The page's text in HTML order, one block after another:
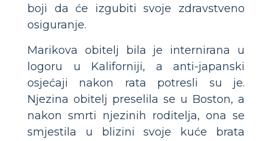
boji da će izgubiti svoje zdravstveno
osiguranje.
Marikova obitelj bila je internirana u
logoru u Kaliforniji, a anti-japanski
osjećaji nakon rata potresli su je.
Njezina obitelj preselila se u Boston, a
nakon smrti njezinih roditelja, ona se
smjestila u blizini svoje kuće brata